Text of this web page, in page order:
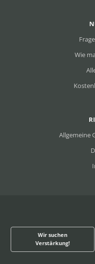
Allgemeine
Wie
Wir suchen
Verstärkung!